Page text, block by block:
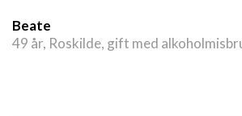
Beate
49 år, Roskilde, gift med